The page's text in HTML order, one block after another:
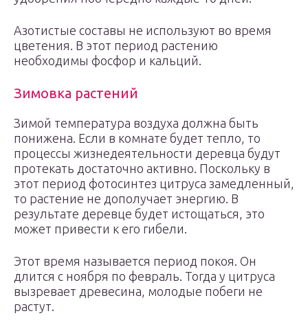
Азотистые составы не используют во время
цветения. В этот период растению
необходимы фосфор и кальций.
Зимовка растений
Зимой температура воздуха должна быть
понижена. Если в комнате будет тепло, то
процессы жизнедеятельности деревца будут
протекать достаточно активно. Поскольку в
этот период фотосинтез цитруса замедленный,
то растение не дополучает энергию. В
результате деревце будет истощаться, это
может привести к его гибели.
Этот время называется период покоя. Он
длится с ноября по февраль. Тогда у цитруса
вызревает древесина, молодые побеги не
растут.